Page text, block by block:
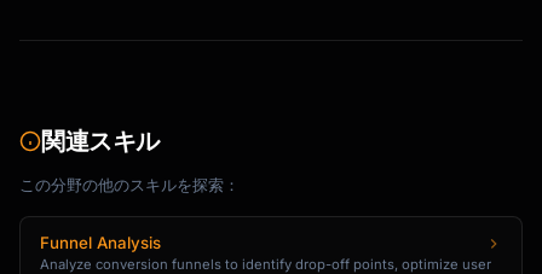
関連スキル
この分野の他のスキルを探索：
Funnel Analysis
Analyze conversion funnels to identify drop-off points, optimize user